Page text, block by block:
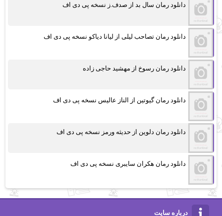
دانلود رمان سال بد از صدف.ز نسخه پی دی اف
دانلود رمان تصاحب لیلی از لیانا دیاکو نسخه پی دی اف
دانلود رمان رسوخ از مهشید حاجی زاده
دانلود رمان گیوتین از الناز عالیس نسخه پی دی اف
دانلود رمان دلوین از حدیثه ورمز نسخه پی دی اف
دانلود رمان هکران سایبری نسخه پی دی اف
درباره سایت